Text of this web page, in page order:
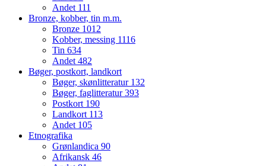
Andet 111
Bronze, kobber, tin m.m.
Bronze 1012
Kobber, messing 1116
Tin 634
Andet 482
Bøger, postkort, landkort
Bøger, skønlitteratur 132
Bøger, faglitteratur393
Postkort 190
Landkort 113
Andet 105
Etnografika
Grønlandica 90
Afrikansk 46